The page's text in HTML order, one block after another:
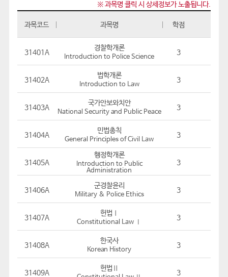
※ 과목명 클릭 시 상세정보가 노출됩니다.
과목코드 과목명 학점
31401A
경찰학개론
Introduction to Police Science
3
31402A
법학개론
Introduction to Law
3
31403A
국가안보와치안
National Security and Public Peace
3
31404A
민법총칙
General Principles of Civil Law
3
31405A
행정학개론
Introduction to Public
Administration
3
31406A
군경찰윤리
Military & Police Ethics
3
31407A
헌법Ⅰ
Constitutional Law Ⅰ
3
31408A
한국사
Korean History
3
31409A
헌법Ⅱ
3